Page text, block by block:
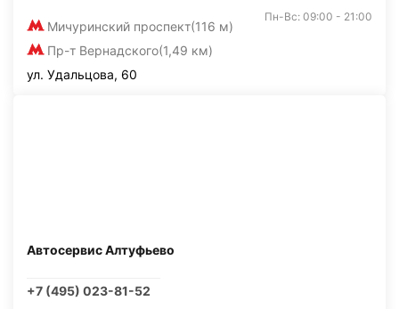
Мичуринский проспект(116 м)
Пр-т Вернадского(1,49 км)
Пн-Вс: 09:00 - 21:00
ул. Удальцова, 60
Автосервис Алтуфьево
+7 (495) 023-81-52